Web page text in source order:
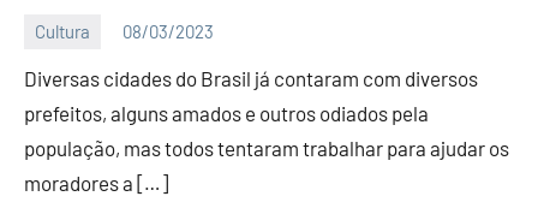
Cultura 08/03/2023
BC
Diversas cidades do Brasil já contaram com diversos
prefeitos, alguns amados e outros odiados pela
população, mas todos tentaram trabalhar para ajudar os
moradores a […]